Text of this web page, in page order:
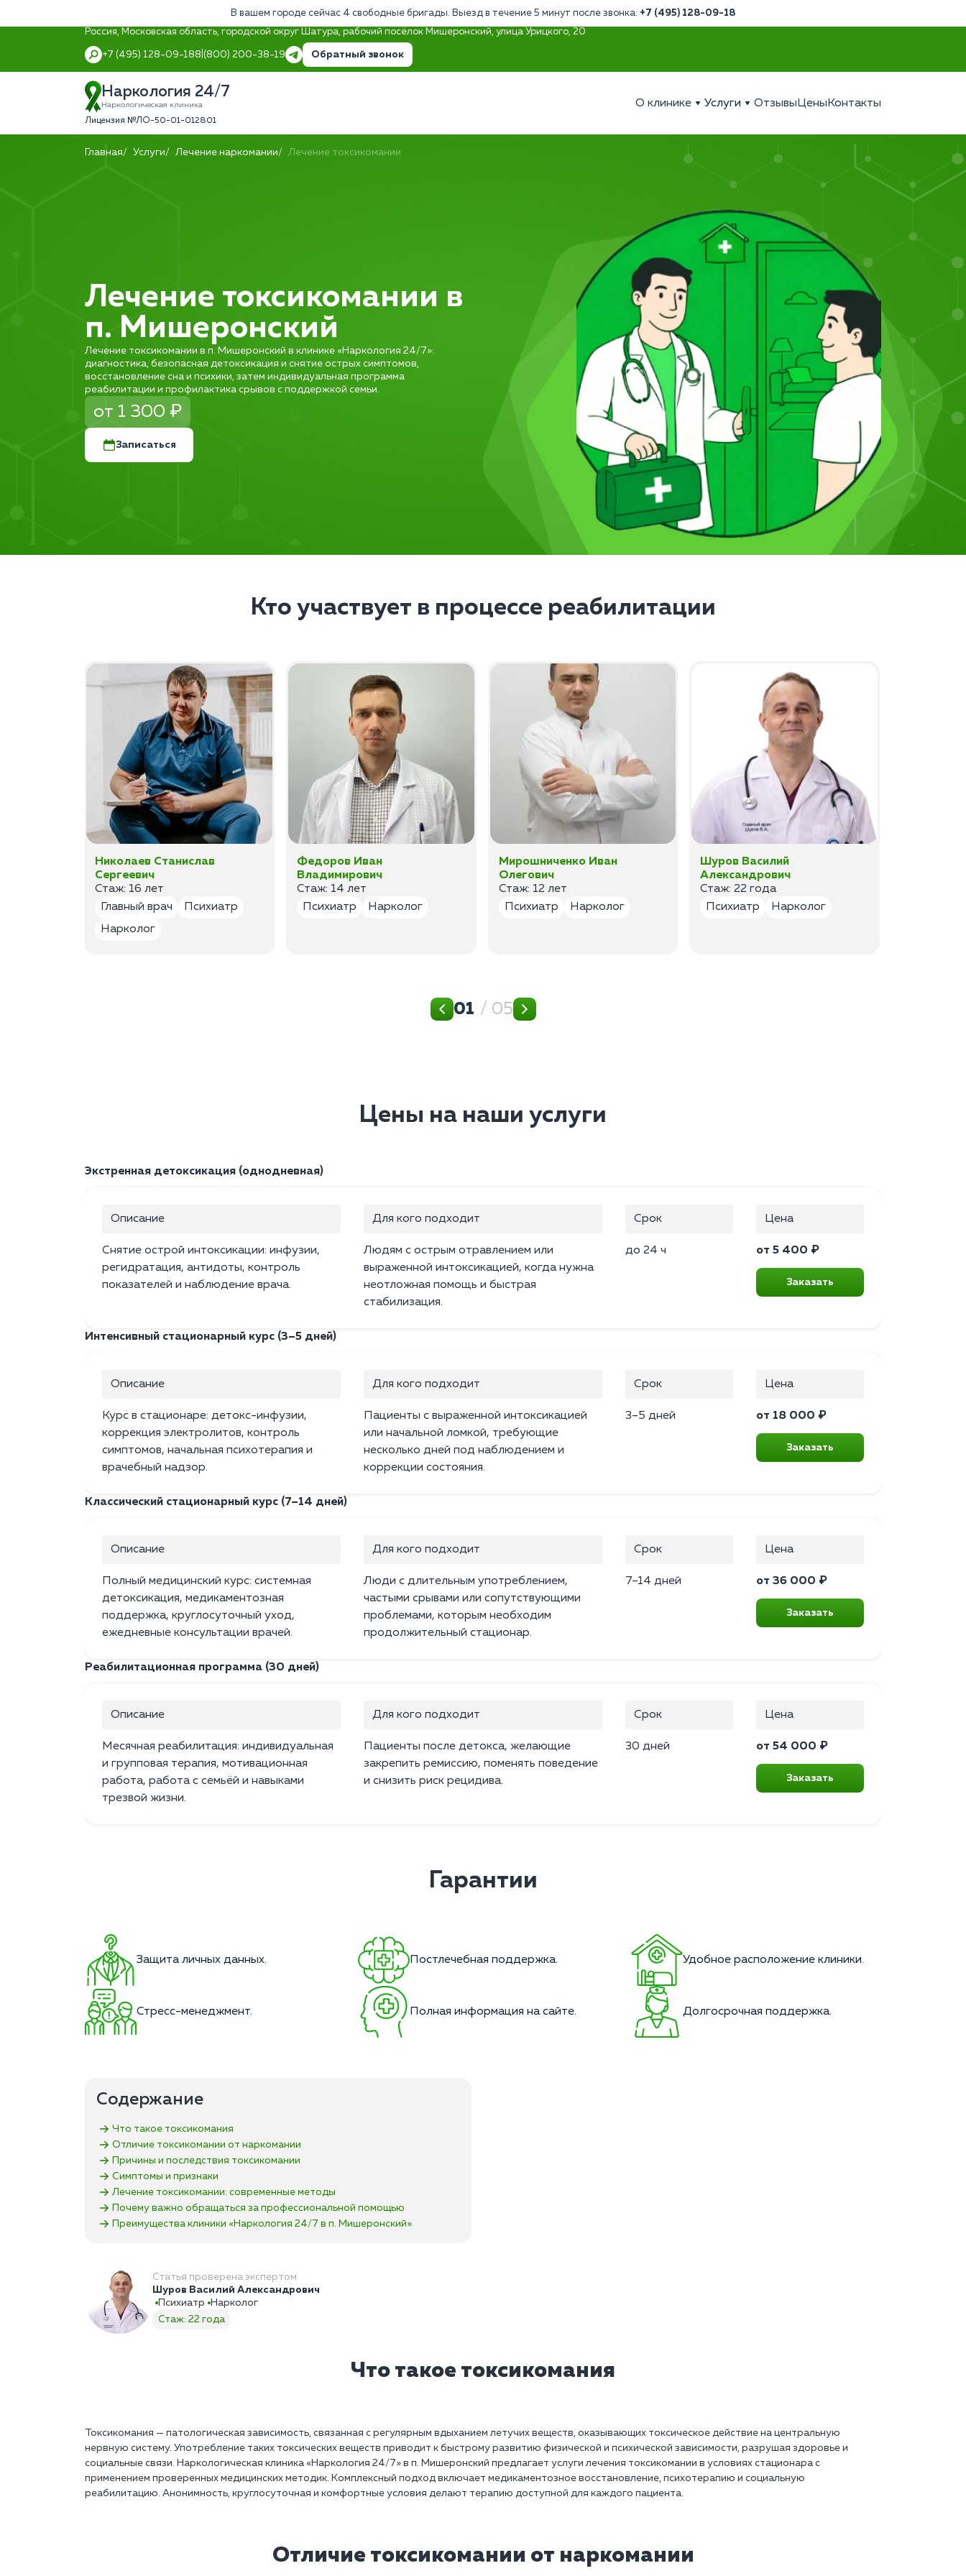
В вашем городе сейчас 4 свободные бригады. Выезд в течение 5 минут после звонка: +7 (495) 128-09-18
Россия, Московская область, городской округ Шатура, рабочий посёлок Мишеронский, улица Урицкого, 20
+7 (495) 128-09-188 (800) 200-38-19 Обратный звонок
Наркология 24/7
Наркологическая клиника
Лицензия №ЛО-50-01-012801
О клинике Услуги Отзывы Цены Контакты
Главная Услуги Лечение наркомании Лечение токсикомании
Лечение токсикомании в
п. Мишеронский
Лечение токсикомании в п. Мишеронский в клинике «Наркология 24/7»:
диагностика, безопасная детоксикация и снятие острых симптомов,
восстановление сна и психики, затем индивидуальная программа
реабилитации и профилактика срывов с поддержкой семьи.
от 1 300 ₽
Записаться
Кто участвует в процессе реабилитации
Николаев Станислав
Сергеевич
Стаж: 16 лет
Главный врач
Психиатр
Нарколог
Федоров Иван
Владимирович
Стаж: 14 лет
Психиатр
Нарколог
Мирошниченко Иван
Олегович
Стаж: 12 лет
Психиатр
Нарколог
Шуров Василий
Александрович
Стаж: 22 года
Психиатр
Нарколог
01 / 05
Цены на наши услуги
Экстренная детоксикация (однодневная)
Описание
Снятие острой интоксикации: инфузии,
регидратация, антидоты, контроль
показателей и наблюдение врача.
Для кого подходит
Людям с острым отравлением или
выраженной интоксикацией, когда нужна
неотложная помощь и быстрая
стабилизация.
Срок
до 24 ч
Цена
от 5 400 ₽
Заказать
Интенсивный стационарный курс (3–5 дней)
Описание
Курс в стационаре: детокс-инфузии,
коррекция электролитов, контроль
симптомов, начальная психотерапия и
врачебный надзор.
Для кого подходит
Пациенты с выраженной интоксикацией
или начальной ломкой, требующие
несколько дней под наблюдением и
коррекции состояния.
Срок
3–5 дней
Цена
от 18 000 ₽
Заказать
Классический стационарный курс (7–14 дней)
Описание
Полный медицинский курс: системная
детоксикация, медикаментозная
поддержка, круглосуточный уход,
ежедневные консультации врачей.
Для кого подходит
Люди с длительным употреблением,
частыми срывами или сопутствующими
проблемами, которым необходим
продолжительный стационар.
Срок
7–14 дней
Цена
от 36 000 ₽
Заказать
Реабилитационная программа (30 дней)
Описание
Месячная реабилитация: индивидуальная
и групповая терапия, мотивационная
работа, работа с семьёй и навыками
трезвой жизни.
Для кого подходит
Пациенты после детокса, желающие
закрепить ремиссию, поменять поведение
и снизить риск рецидива.
Срок
30 дней
Цена
от 54 000 ₽
Заказать
Гарантии
Защита личных данных. Постлечебная поддержка. Удобное расположение клиники.
Стресс-менеджмент. Полная информация на сайте. Долгосрочная поддержка.
Содержание
Что такое токсикомания
Отличие токсикомании от наркомании
Причины и последствия токсикомании
Симптомы и признаки
Лечение токсикомании: современные методы
Почему важно обращаться за профессиональной помощью
Преимущества клиники «Наркология 24/7 в п. Мишеронский»
Статья проверена экспертом
Шуров Василий Александрович
Психиатр
Нарколог
Стаж: 22 года
Что такое токсикомания
Токсикомания — патологическая зависимость, связанная с регулярным вдыханием летучих веществ, оказывающих токсическое действие на центральную
нервную систему. Употребление таких токсических веществ приводит к быстрому развитию физической и психической зависимости, разрушая здоровье и
социальные связи. Наркологическая клиника «Наркология 24/7» в п. Мишеронский предлагает услуги лечения токсикомании в условиях стационара с
применением проверенных медицинских методик. Комплексный подход включает медикаментозное восстановление, психотерапию и социальную
реабилитацию. Анонимность, круглосуточная и комфортные условия делают терапию доступной для каждого пациента.
Отличие токсикомании от наркомании